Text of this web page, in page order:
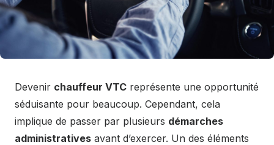
Devenir chauffeur VTC représente une opportunité
séduisante pour beaucoup. Cependant, cela
implique de passer par plusieurs démarches
administratives avant d’exercer. Un des éléments